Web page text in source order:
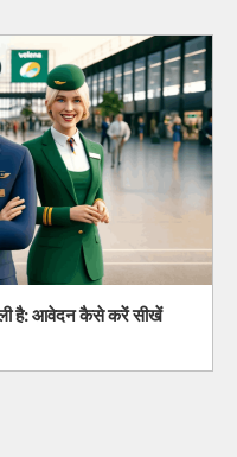
है: आवेदन कैसे करें सीखें